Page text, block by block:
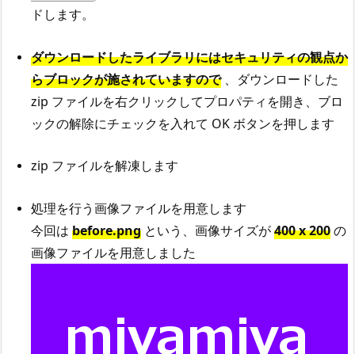
ドします。
ダウンロードしたライブラリにはセキュリティの観点か
らブロックが施されていますので、ダウンロードした
zip ファイルを右クリックしてプロパティを開き、ブロ
ックの解除にチェックを入れて OK ボタンを押します
zip ファイルを解凍します
処理を行う画像ファイルを用意します
今回は before.png という、画像サイズが400 x 200の
画像ファイルを用意しました